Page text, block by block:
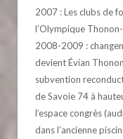
2007 : Les clubs de
l’Olympique
2008-2009 :
devient Évian
subvention
de Savoie 74 à
l’espace congrès
dans l’ancienne